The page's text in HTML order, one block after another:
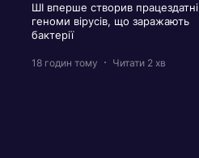
ШІ вперше створив працездатні
геноми вірусів, що заражають
бактерії
18 годин тому Читати 2 хв